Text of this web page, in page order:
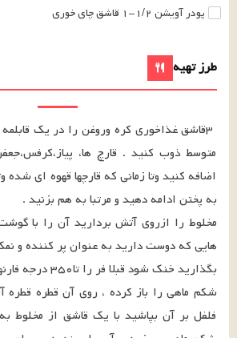
پودر آویشن ۱-۱/۲ قاشق چای خوری
طرز تهیه